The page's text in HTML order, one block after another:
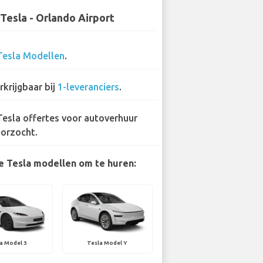
Tesla - Orlando Airport
Modellen.
bij 1-leveranciers.
offertes voor autoverhuur
Tesla modellen om te huren:
Model 3 Tesla Model Y